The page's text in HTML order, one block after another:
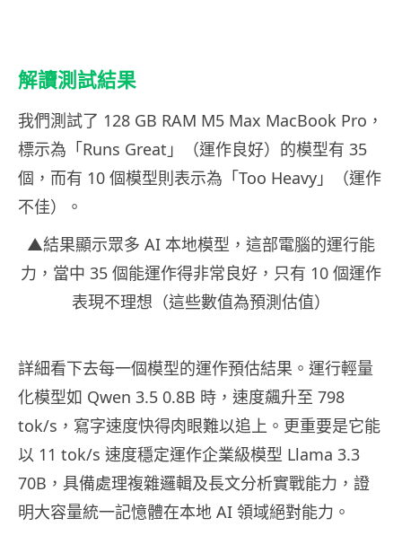
解讀測試結果
我們測試了 128 GB RAM M5 Max MacBook Pro，
標示為「Runs Great」（運作良好）的模型有 35
個，而有 10 個模型則表示為「Too Heavy」（運作
不佳）。
▲結果顯示眾多 AI 本地模型，這部電腦的運行能
力，當中 35 個能運作得非常良好，只有 10 個運作
表現不理想（這些數值為預測估值）
詳細看下去每一個模型的運作預估結果。運行輕量
化模型如 Qwen 3.5 0.8B 時，速度飆升至 798
tok/s，寫字速度快得肉眼難以追上。更重要是它能
以 11 tok/s 速度穩定運作企業級模型 Llama 3.3
70B，具備處理複雜邏輯及長文分析實戰能力，證
明大容量統一記憶體在本地 AI 領域絕對能力。